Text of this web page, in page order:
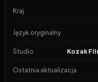
Kraj
Język oryginalny
Studio Kozak
Ostatnia aktualizacja